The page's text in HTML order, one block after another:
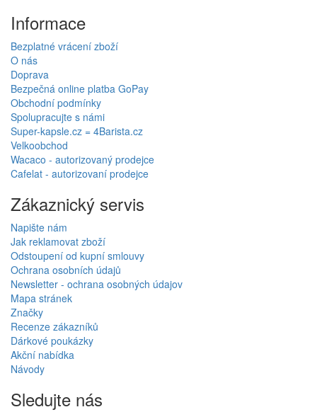
Informace
Bezplatné vrácení zboží
O nás
Doprava
Bezpečná online platba GoPay
Obchodní podmínky
Spolupracujte s námi
Super-kapsle.cz = 4Barista.cz
Velkoobchod
Wacaco - autorizovaný prodejce
Cafelat - autorizovaní prodejce
Zákaznický servis
Napište nám
Jak reklamovat zboží
Odstoupení od kupní smlouvy
Ochrana osobních údajů
Newsletter - ochrana osobných údajov
Mapa stránek
Značky
Recenze zákazníků
Dárkové poukázky
Akční nabídka
Návody
Sledujte nás